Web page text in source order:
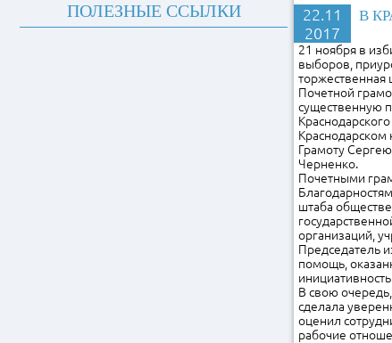
22.11
2017
В
21 ноября в
выборов,
торжественная
Почетной
существенную
Грамоту
Черненко.
Почетными
штаба
организаций,
Председатель
помощь,
В свою
сделала
оценил
рабочие
ПОЛЕЗНЫЕ ССЫЛКИ